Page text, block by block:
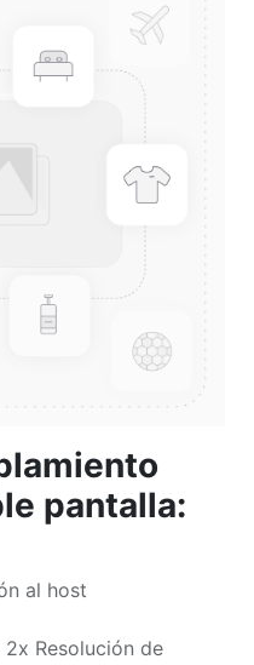
pantalla:
al host
2x Resolución de